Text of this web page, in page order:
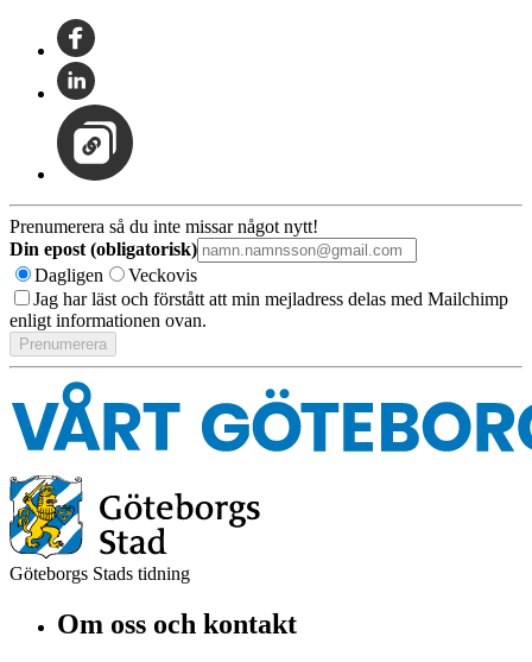
Prenumerera så du inte missar något nytt!
Din epost (obligatorisk)
Dagligen
Veckovis
Jag har läst och förstått att min mejladress delas med Mailchimp
enligt informationen ovan.
Göteborgs Stads tidning
Om oss och kontakt